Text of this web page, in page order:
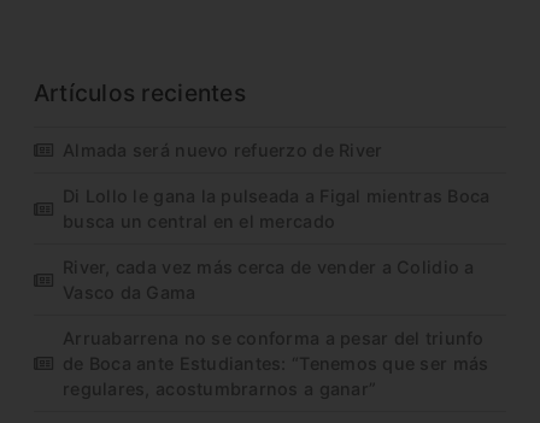
Artículos recientes
Almada será nuevo refuerzo de River
Di Lollo le gana la pulseada a Figal mientras Boca
busca un central en el mercado
River, cada vez más cerca de vender a Colidio a
Vasco da Gama
Arruabarrena no se conforma a pesar del triunfo
de Boca ante Estudiantes: “Tenemos que ser más
regulares, acostumbrarnos a ganar”